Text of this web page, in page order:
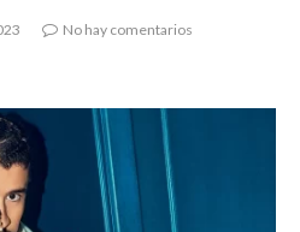
No hay comentarios